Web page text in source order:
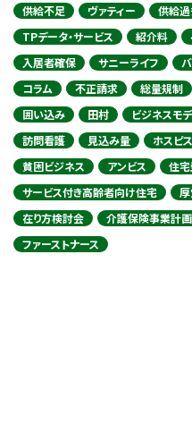
供給不足 ヴァティー 供給
TPデータ・サービス
紹介料
入居者確保
サニーライフ
コラム
不正請求 総量規制
囲い込み
田村 ビジネスモ
訪問看護
見込み量 ホスピス
貧困ビジネス
アンビス 住
サービス付き高齢者向け住宅
在り方検討会
介護保険事業計画
ファーストナース